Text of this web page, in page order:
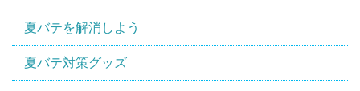
夏バテを解消しよう
夏バテ対策グッズ